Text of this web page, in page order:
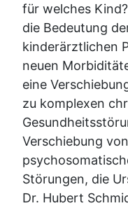
für welches
die Bedeutung
kinderärztlichen
neuen
eine
zu komplexen
Verschiebung
Störungen, die
Dr. Hubert